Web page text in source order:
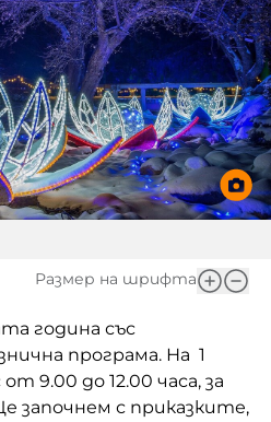
Размер на шрифта
година със
програма. На 1
9.00 до 12.00 часа, за
започнем с приказките,